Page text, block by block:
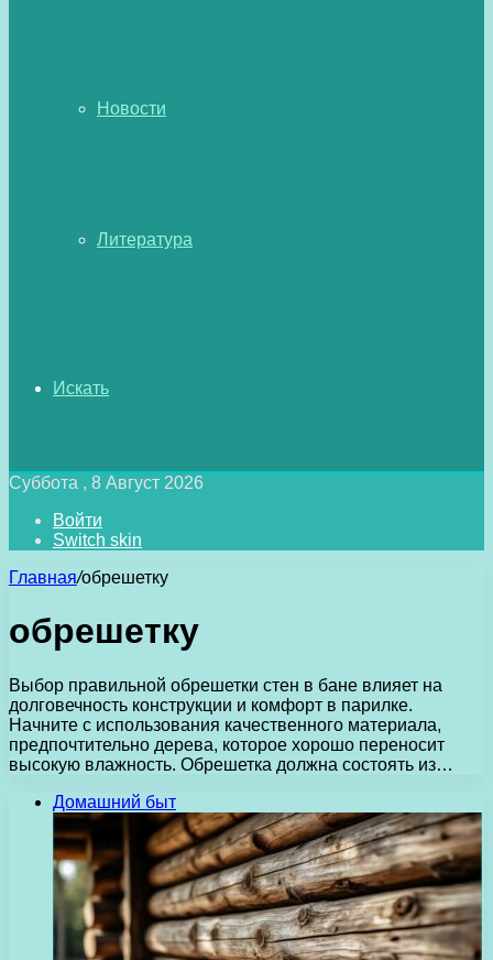
Новости
Литература
Искать
Суббота , 8 Август 2026
Войти
Switch skin
Главная/обрешетку
обрешетку
Выбор правильной обрешетки стен в бане влияет на
долговечность конструкции и комфорт в парилке.
Начните с использования качественного материала,
предпочтительно дерева, которое хорошо переносит
высокую влажность. Обрешетка должна состоять из…
Домашний быт